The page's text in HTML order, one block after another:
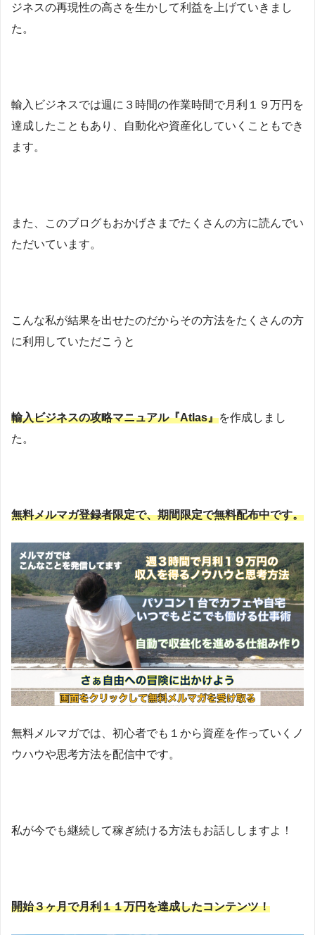
ジネスの再現性の高さを生かして利益を上げていきまし
た。
輸入ビジネスでは週に３時間の作業時間で月利１９万円を
達成したこともあり、自動化や資産化していくこともでき
ます。
また、このブログもおかげさまでたくさんの方に読んでい
ただいています。
こんな私が結果を出せたのだからその方法をたくさんの方
に利用していただこうと
輸入ビジネスの攻略マニュアル『Atlas』を作成しまし
た。
無料メルマガ登録者限定で、期間限定で無料配布中です。
無料メルマガでは、初心者でも１から資産を作っていくノ
ウハウや思考方法を配信中です。
私が今でも継続して稼ぎ続ける方法もお話ししますよ！
開始３ヶ月で月利１１万円を達成したコンテンツ！